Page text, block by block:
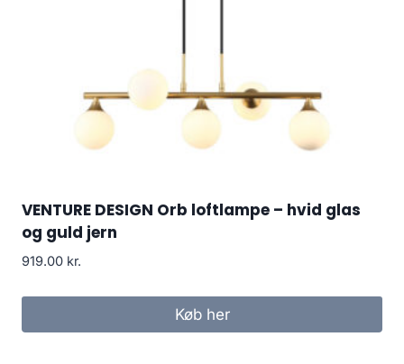
VENTURE DESIGN Orb loftlampe – hvid glas
og guld jern
919.00 kr.
Køb her